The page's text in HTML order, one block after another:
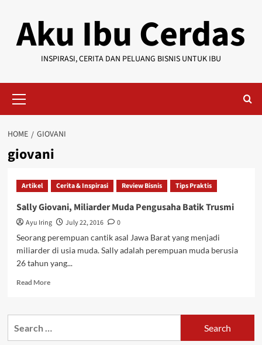
contentAku Ibu Cerdas
INSPIRASI, CERITA DAN PELUANG BISNIS UNTUK IBU
Menu
HOME GIOVANI
giovani
Artikel Cerita & Inspirasi Review Bisnis Tips Praktis
Sally Giovani, Miliarder Muda Pengusaha Batik Trusmi
Ayu Iring July 22, 2016
0
Seorang perempuan cantik asal Jawa Barat yang menjadi
miliarder di usia muda. Sally adalah perempuan muda berusia
26 tahun yang...
Read MoreRead
Sally